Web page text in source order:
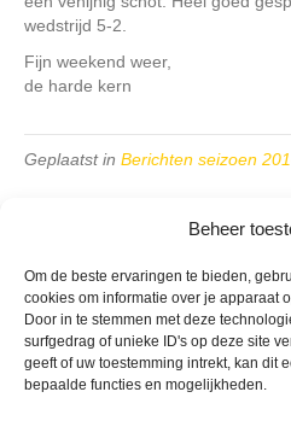
Beheer
Om de beste ervaringen te bieden,
cookies om informatie over je apparaat
Door in te stemmen met deze
surfgedrag of unieke ID's op deze site
geeft of uw toestemming intrekt, kan dit
bepaalde functies en mogelijkheden.
wedstrijd 5-2.
Fijn weekend weer,
de harde kern
Geplaatst in Berichten seizoen
VV Reiger Boys
De Wending, Lotte Beesedijk 1
1705 NA Heerhugowaard